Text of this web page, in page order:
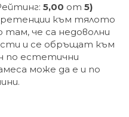
5,00 от 5)
към тялото
че са недоволни
и се обръщат към
по естетични
може да е и по